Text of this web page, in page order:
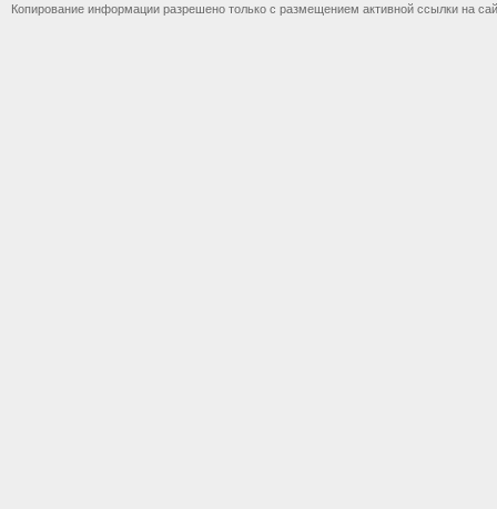
Копирование информации разрешено только с размещением активной ссылки на